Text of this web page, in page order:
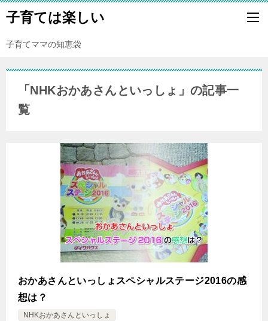
子育ては楽しい
子育てママの知恵袋
「NHKおかあさんといっしょ」の記事一
覧
おかあさんといっしょスペシャルステージ2016の感
想は？
NHKおかあさんといっしょ